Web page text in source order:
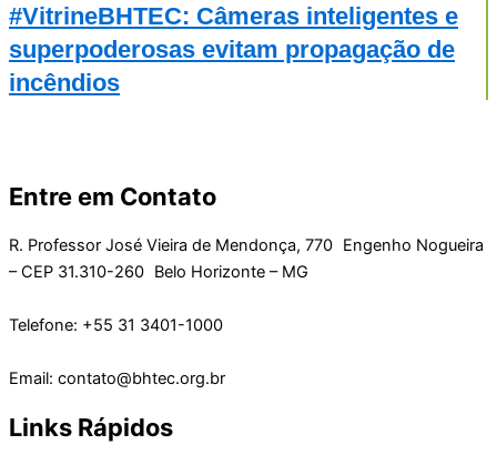
#VitrineBHTEC: Câmeras inteligentes e
superpoderosas evitam propagação de
incêndios
Entre em Contato
R. Professor José Vieira de Mendonça, 770 Engenho Nogueira
– CEP 31.310-260 Belo Horizonte – MG
Telefone: +55 31 3401-1000
Email: contato@bhtec.org.br
Links Rápidos